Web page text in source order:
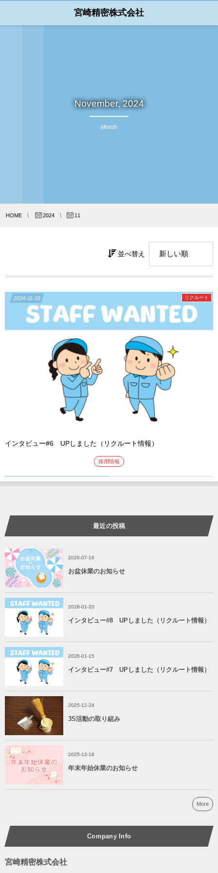
宮崎精密株式会社
November, 2024
Month
HOME 2024 11
並べ替え
2024-11-15 リクルート
インタビュー#6 UPしました（リクルート情報）
採用情報
最近の投稿
2026-07-16
お盆休業のお知らせ
2026-01-20
インタビュー#8 UPしました（リクルート情報）
2026-01-15
インタビュー#7 UPしました（リクルート情報）
2025-12-24
3S活動の取り組み
2025-12-18
年末年始休業のお知らせ
More
Company Info
宮崎精密株式会社